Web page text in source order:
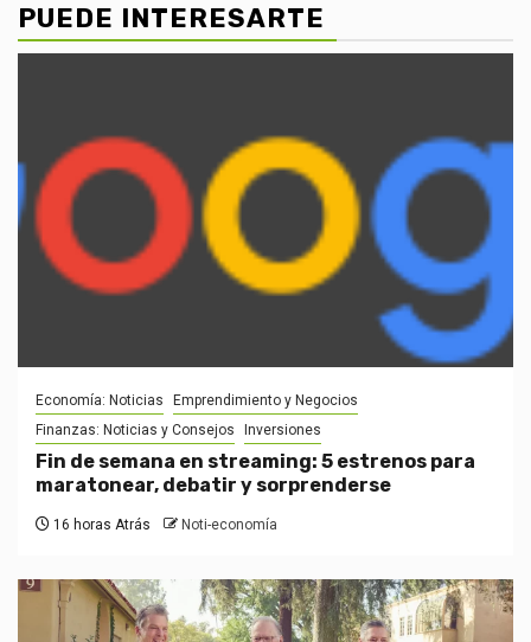
PUEDE INTERESARTE
Economía: Noticias
Emprendimiento y Negocios
Finanzas: Noticias y Consejos
Inversiones
Fin de semana en streaming: 5 estrenos para
maratonear, debatir y sorprenderse
16 horas Atrás Noti-economía